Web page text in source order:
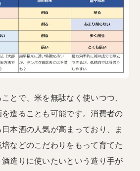
とで、米を無駄なく使いつつ、
造ることも可能です。消費者の
本酒の人気が高まっており、ま
などのこだわりをもって育てた
造りに使いたいという造り手が